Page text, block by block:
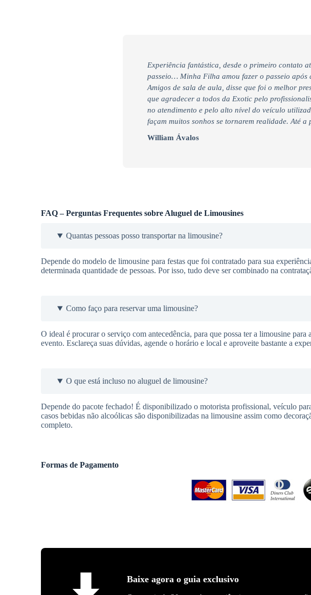
Experiência fantástica, desde o primeiro contato
passeio… Minha Filha amou fazer o passeio após
Amigos de sala de aula, disse que foi o melhor
que agradecer a todos da Exotic pelo
no atendimento e pelo alto nível do veículo
façam muitos sonhos se tornarem realidade. Até
William Ávalos
FAQ – Perguntas Frequentes sobre Aluguel de Limousines
Quantas pessoas posso transportar na limousine?
Depende do modelo de limousine para festas que foi contratado para sua
determinada quantidade de pessoas. Por isso, tudo deve ser combinado na
Como faço para reservar uma limousine?
O ideal é procurar o serviço com antecedência, para que possa ter a limousine
evento. Esclareça suas dúvidas, agende o horário e local e aproveite bastante a
O que está incluso no aluguel de limousine?
Depende do pacote fechado! É disponibilizado o motorista profissional, veículo
casos bebidas não alcoólicas são disponibilizadas na limousine assim como
completo.
Formas de Pagamento
Baixe agora o guia exclusivo